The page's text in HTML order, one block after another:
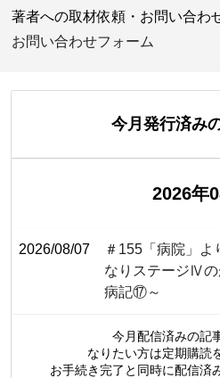
著者への取材依頼・お問い合わ
お問い合わせフォーム
今月発行済み
2026年
2026/08/07
＃155「病院」よ
なりステージⅣの
病記⑰～
今月配信済みの記
なりたい方は定期購読
お手続き完了と同時に配信済